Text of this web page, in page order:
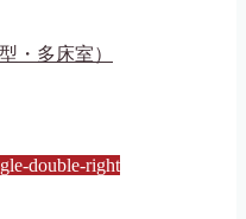
・多床室）
double-right